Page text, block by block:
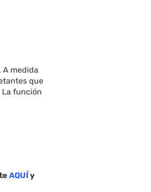
A medida
que
La función
AQUÍy